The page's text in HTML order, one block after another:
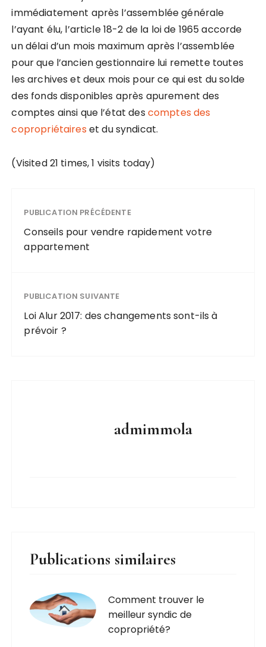
immédiatement après l’assemblée générale
l’ayant élu, l’article 18-2 de la loi de 1965 accorde
un délai d’un mois maximum après l’assemblée
pour que l’ancien gestionnaire lui remette toutes
les archives et deux mois pour ce qui est du solde
des fonds disponibles après apurement des
comptes ainsi que l’état des comptes des
copropriétaires et du syndicat.
(Visited 21 times, 1 visits today)
PUBLICATION PRÉCÉDENTE
Conseils pour vendre rapidement votre
appartement
PUBLICATION SUIVANTE
Loi Alur 2017: des changements sont-ils à
prévoir ?
admimmola
Publications similaires
Comment trouver le
meilleur syndic de
copropriété?